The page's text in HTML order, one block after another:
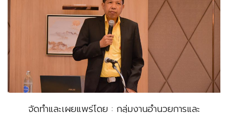
จัดทำและเผยแพร่โดย : กลุ่มงานอำนวยการและ